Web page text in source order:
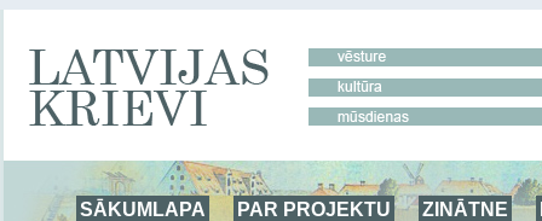
SĀKUMLAPA PAR PROJEKTU ZINĀTNE